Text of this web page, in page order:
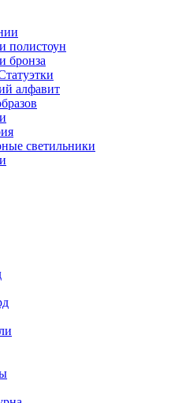
полистоун
бронза
алфавит
светильники